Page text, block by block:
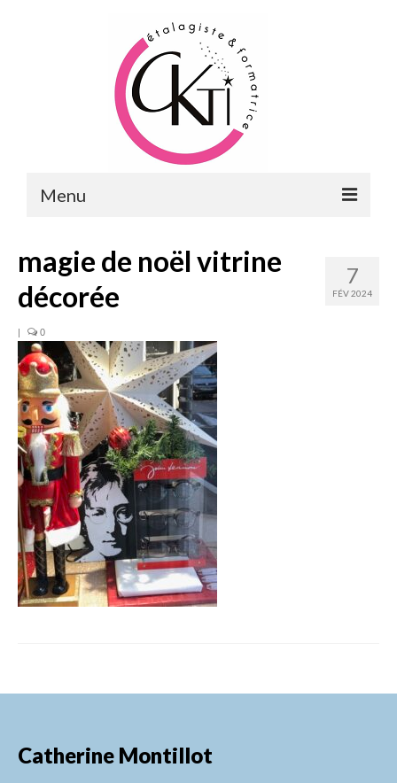
Menu
FORMATIONS
MERCHANDISING & VITRINES
FORMATIONS RH
FORMATIONS DE FORMATEURS
CONSEILS & PRESTATIONS
REALISATIONS
CONTACT
7
FÉV 2024
magie de noël vitrine
décorée
| 0
Catherine Montillot